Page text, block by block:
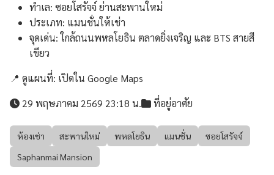
ทำเล: ซอยโสรัจจ์ ย่านสะพานใหม่
ประเภท: แมนชั่นให้เช่า
จุดเด่น: ใกล้ถนนพหลโยธิน ตลาดยิ่งเจริญ และ BTS สายสี
เขียว
📍 ดูแผนที่: เปิดใน Google Maps
29 พฤษภาคม 2569 23:18 น.
ที่อยู่อาศัย
ห้องเช่า สะพานใหม่ พหลโยธิน แมนชั่น
ซอยโสรัจจ์
Saphanmai Mansion